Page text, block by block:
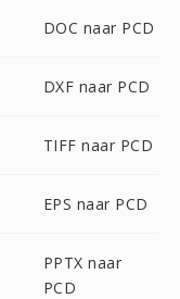
DOC naar PCD
DXF naar PCD
TIFF naar PCD
EPS naar PCD
PPTX naar
PCD